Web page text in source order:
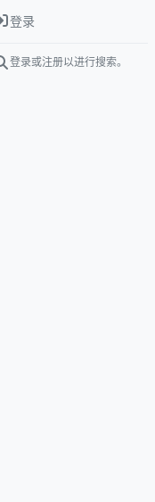
登录
登录或注册以进行搜索。